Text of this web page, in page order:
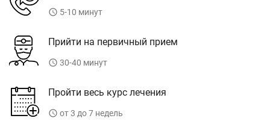
access_time 5-10 минут
Прийти на первичный прием
access_time 30-40 минут
Пройти весь курс лечения
access_time от 3 до 7 недель